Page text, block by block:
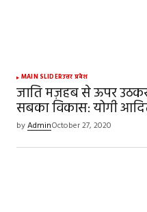
MAIN SLIDERउत्तर प्रदेश
जाति मज़हब से ऊपर
सबका विकास: योगी
byAdminOctober 27, 2020